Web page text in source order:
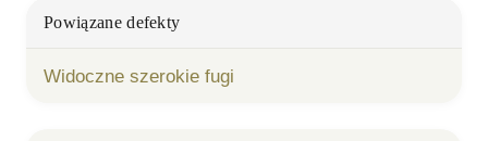
Powiązane defekty
Widoczne szerokie fugi